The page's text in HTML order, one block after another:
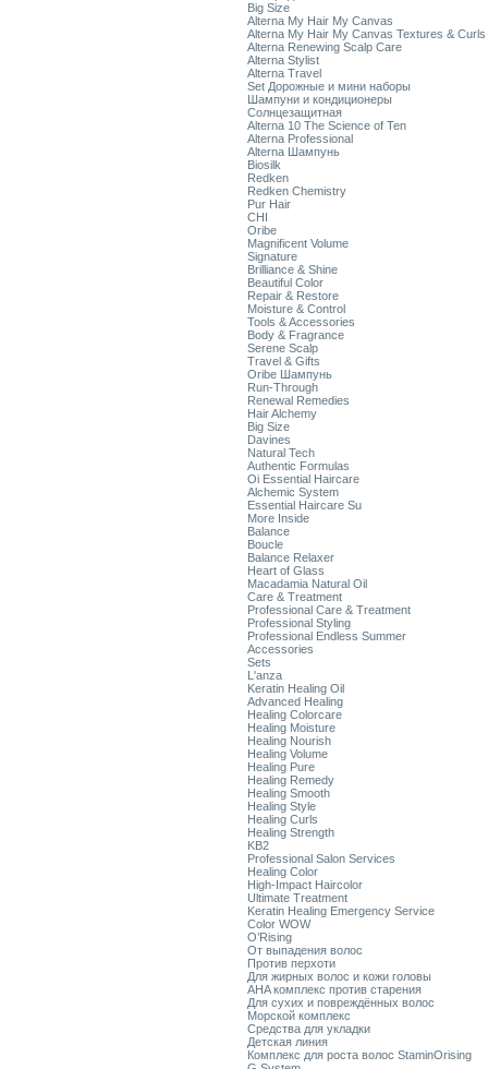
Big Size
Alterna My Hair My Canvas
Alterna My Hair My Canvas Textures & Curls
Alterna Renewing Scalp Care
Alterna Stylist
Alterna Travel
Set Дорожные и мини наборы
Шампуни и кондиционеры
Солнцезащитная
Alterna 10 The Science of Ten
Alterna Professional
Alterna Шампунь
Biosilk
Redken
Redken Chemistry
Pur Hair
CHI
Oribe
Magnificent Volume
Signature
Brilliance & Shine
Beautiful Color
Repair & Restore
Moisture & Control
Tools & Accessories
Body & Fragrance
Serene Scalp
Travel & Gifts
Oribe Шампунь
Run-Through
Renewal Remedies
Hair Alchemy
Big Size
Davines
Natural Tech
Authentic Formulas
Oi Essential Haircare
Alchemic System
Essential Haircare Su
More Inside
Balance
Boucle
Balance Relaxer
Heart of Glass
Macadamia Natural Oil
Care & Treatment
Professional Care & Treatment
Professional Styling
Professional Endless Summer
Accessories
Sets
L'anza
Keratin Healing Oil
Advanced Healing
Healing Colorcare
Healing Moisture
Healing Nourish
Healing Volume
Healing Pure
Healing Remedy
Healing Smooth
Healing Style
Healing Curls
Healing Strength
KB2
Professional Salon Services
Healing Color
High-Impact Haircolor
Ultimate Treatment
Keratin Healing Emergency Service
Color WOW
O’Rising
От выпадения волос
Против перхоти
Для жирных волос и кожи головы
AHA комплекс против старения
Для сухих и повреждённых волос
Морской комплекс
Средства для укладки
Детская линия
Комплекс для роста волос StaminOrising